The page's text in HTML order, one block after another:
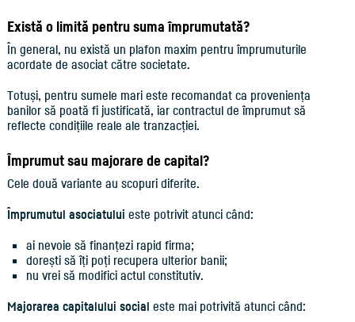
Există o limită pentru suma împrumutată?
În general, nu există un plafon maxim pentru împrumuturile
acordate de asociat către societate.
Totuși, pentru sumele mari este recomandat ca proveniența
banilor să poată fi justificată, iar contractul de împrumut să
reflecte condițiile reale ale tranzacției.
Împrumut sau majorare de capital?
Cele două variante au scopuri diferite.
Împrumutul asociatului este potrivit atunci când:
ai nevoie să finanțezi rapid firma;
dorești să îți poți recupera ulterior banii;
nu vrei să modifici actul constitutiv.
Majorarea capitalului social este mai potrivită atunci când: